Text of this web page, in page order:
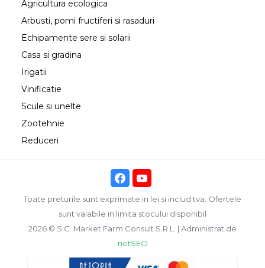
Agricultura ecologica
Arbusti, pomi fructiferi si rasaduri
Echipamente sere si solarii
Casa si gradina
Irigatii
Vinificatie
Scule si unelte
Zootehnie
Reduceri
Toate preturile sunt exprimate in lei si includ tva. Ofertele
sunt valabile in limita stocului disponibil
2026 © S.C. Market Farm Consult S.R.L. | Administrat de
netSEO